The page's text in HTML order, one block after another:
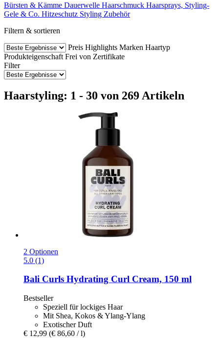
Bürsten & Kämme Dauerwelle Haarschmuck Haarsprays, Styling-
Gele & Co. Hitzeschutz Styling Zubehör
Filtern & sortieren
Preis Highlights Marken Haartyp
Produkteigenschaft Frei von Zertifikate
Filter
Haarstyling: 1 - 30 von 269 Artikeln
2 Optionen
5.0 (1)
Bali Curls Hydrating Curl Cream, 150 ml
Bestseller
Speziell für lockiges Haar
Mit Shea, Kokos & Ylang-Ylang
Exotischer Duft
€ 12,99 (€ 86,60 / l)